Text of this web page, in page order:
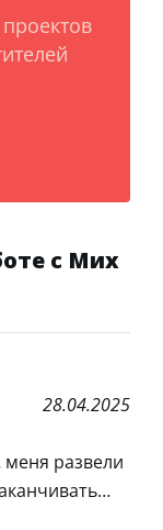
с Мих
28.04.2025
развели